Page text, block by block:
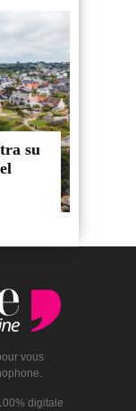
su
vous
digitale